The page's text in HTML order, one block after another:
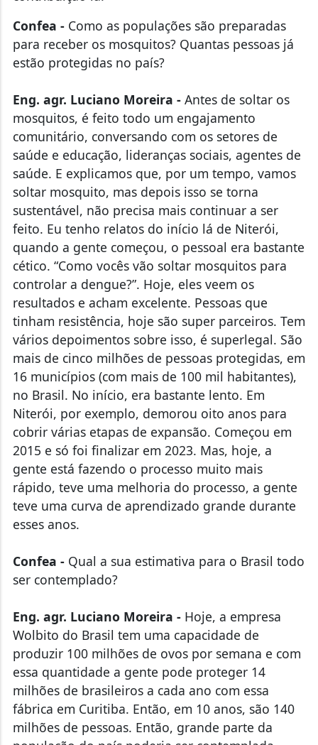
para receber os mosquitos? Quantas pessoas já
estão protegidas no país?
mosquitos, é feito todo um engajamento
comunitário, conversando com os setores de
saúde e educação, lideranças sociais, agentes de
saúde. E explicamos que, por um tempo, vamos
soltar mosquito, mas depois isso se torna
sustentável, não precisa mais continuar a ser
feito. Eu tenho relatos do início lá de Niterói,
quando a gente começou, o pessoal era bastante
cético. “Como vocês vão soltar mosquitos para
controlar a dengue?”. Hoje, eles veem os
resultados e acham excelente. Pessoas que
tinham resistência, hoje são super parceiros. Tem
vários depoimentos sobre isso, é superlegal. São
mais de cinco milhões de pessoas protegidas, em
16 municípios (com mais de 100 mil habitantes),
no Brasil. No início, era bastante lento. Em
Niterói, por exemplo, demorou oito anos para
cobrir várias etapas de expansão. Começou em
2015 e só foi finalizar em 2023. Mas, hoje, a
gente está fazendo o processo muito mais
rápido, teve uma melhoria do processo, a gente
teve uma curva de aprendizado grande durante
esses anos.
ser contemplado?
Wolbito do Brasil tem uma capacidade de
produzir 100 milhões de ovos por semana e com
essa quantidade a gente pode proteger 14
milhões de brasileiros a cada ano com essa
fábrica em Curitiba. Então, em 10 anos, são 140
milhões de pessoas. Então, grande parte da
população do país poderia ser contemplada.